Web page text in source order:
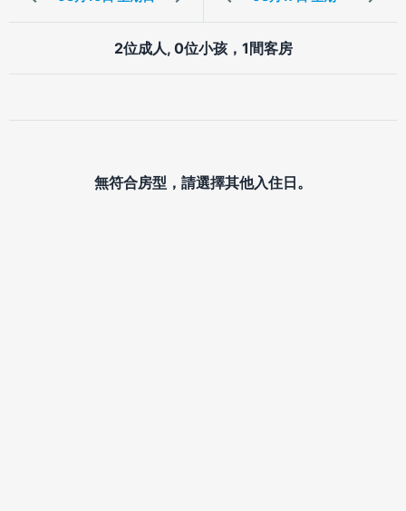
2位成人, 0位小孩，1間客房
無符合房型，請選擇其他入住日。